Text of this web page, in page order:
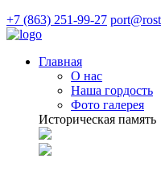
+7 (863) 251-99-27
Главная
О нас
Наша гордость
Фото галерея
Историческая память